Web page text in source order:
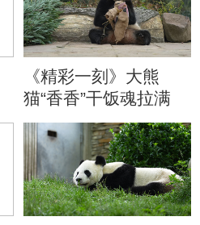
《精彩一刻》大熊
猫“香香”干饭魂拉满